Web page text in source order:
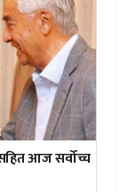
आज सर्वोच्च